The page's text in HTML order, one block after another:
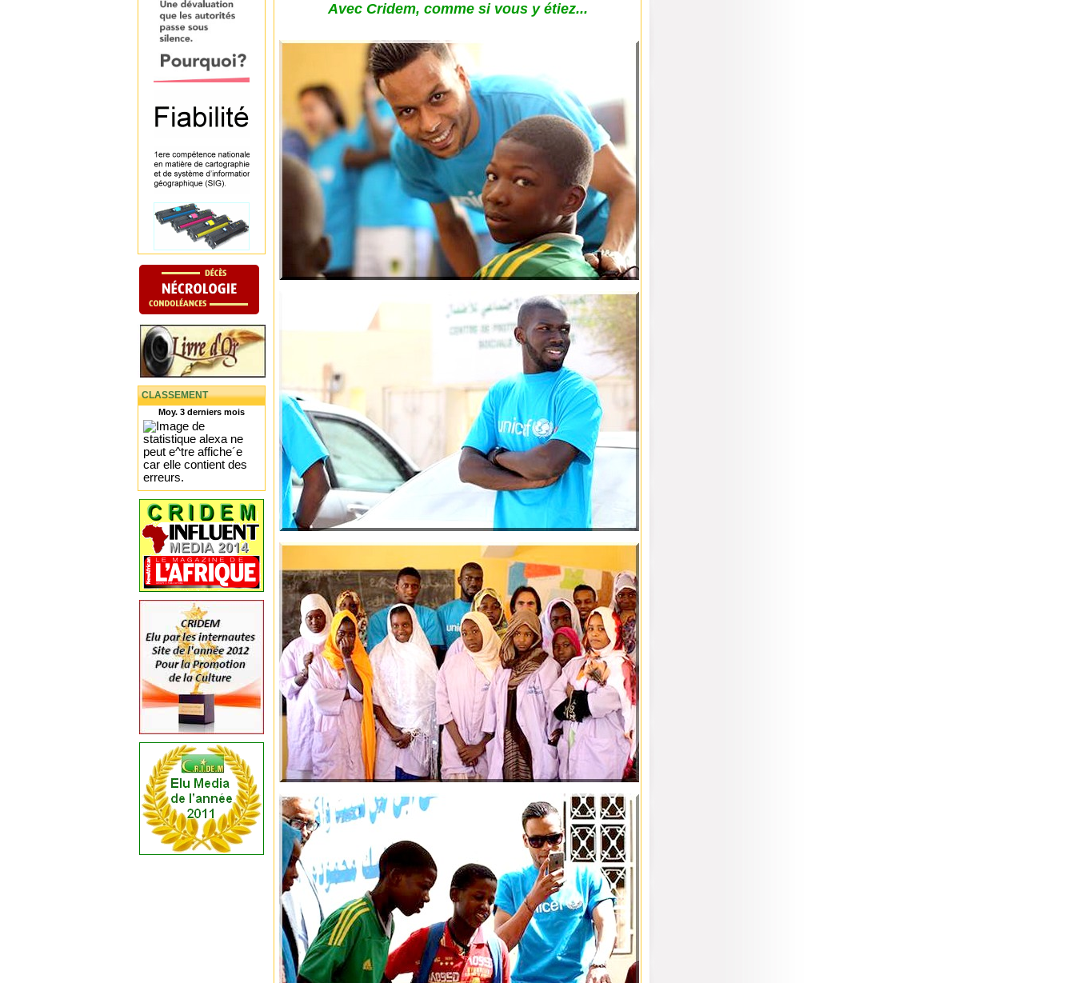
CLASSEMENT
Moy. 3 derniers mois
Avec Cridem, comme si vous y étiez...